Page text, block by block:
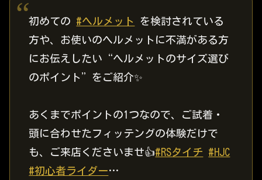
初めての #ヘルメット
を検討されている
方や、お使いのヘルメットに不満がある方
にお伝えしたい“ヘルメットのサイズ選び
のポイント”をご紹介✨
あくまでポイントの1つなので、ご試着・
頭に合わせたフィッテングの体験だけで
も、ご来店くださいませ👍#RSタイチ
#HJC
#初心者ライダー…